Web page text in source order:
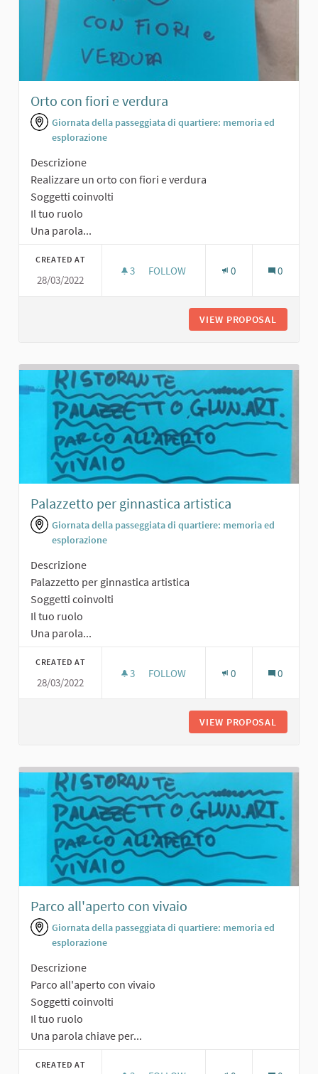
Orto con fiori e verdura
Giornata della passeggiata di quartiere: memoria ed
esplorazione
Descrizione
Realizzare un orto con fiori e verdura
Soggetti coinvolti
Il tuo ruolo
Una parola...
CREATED AT
28/03/2022
3 3 FOLLOWERS
FOLLOW 0 0
VIEW PROPOSAL
Palazzetto per ginnastica artistica
Giornata della passeggiata di quartiere: memoria ed
esplorazione
Descrizione
Palazzetto per ginnastica artistica
Soggetti coinvolti
Il tuo ruolo
Una parola...
CREATED AT
28/03/2022
3 3 FOLLOWERS
FOLLOW 0 0
VIEW PROPOSAL
Parco all'aperto con vivaio
Giornata della passeggiata di quartiere: memoria ed
esplorazione
Descrizione
Parco all'aperto con vivaio
Soggetti coinvolti
Il tuo ruolo
Una parola chiave per...
CREATED AT